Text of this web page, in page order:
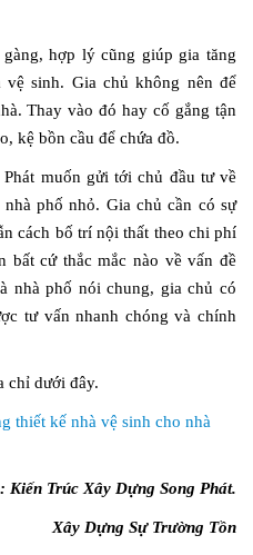
hợp lý cũng giúp gia tăng
sinh. Gia chủ không nên để
Thay vào đó hay cố gắng tận
kệ bồn cầu để chứa đồ.
muốn gửi tới chủ đầu tư về
phố nhỏ. Gia chủ cần có sự
cách bố trí nội thất theo chi phí
bất cứ thắc mắc nào về vấn đề
nhà phố nói chung, gia chủ có
tư vấn nhanh chóng và chính
chỉ dưới đây.
thiết kế nhà vệ sinh cho nhà
Kiến Trúc Xây Dựng Song Phát.
Xây Dựng Sự Trường Tồn